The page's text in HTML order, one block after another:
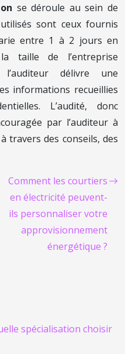
se déroule au sein de
sont ceux fournis
entre 1 à 2 jours en
taille de l’entreprise
l’auditeur délivre une
informations recueillies
L’audité, donc
par l’auditeur à
travers des conseils, des
Comment les courtiers
en électricité peuvent-
ils personnaliser votre
approvisionnement
énergétique ?
spécialisation choisir